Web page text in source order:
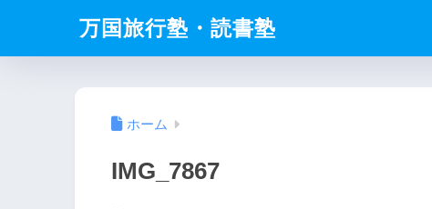
万国旅行塾・読書塾
ホーム
IMG_7867